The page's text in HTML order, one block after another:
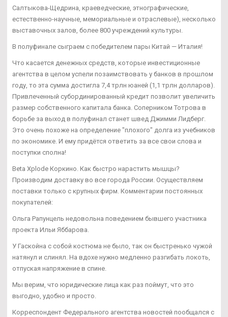
Салтыкова-Щедрина, краеведческие, этнографические,
естественно-научные, мемориальные и отраслевые), несколько
выставочных залов, более 800 учреждений культуры.
В полуфинале сыграем с победителем пары Китай — Италия!
Что касается денежных средств, которые инвестиционные
агентства в целом успели позаимствовать у банков в прошлом
году, то эта сумма достигла 7,4 трлн юаней (1,1 трлн долларов).
Привлеченный субординированный кредит позволит увеличить
размер собственного капитала банка. Соперником Тотрова в
борьбе за выход в полуфинал станет швед Джимми Лидберг.
Это очень похоже на определение "плохого" долга из учебников
по экономике. И ему придётся ответить за все свои слова и
поступки сполна!
Beta Xplode Коркино. Как быстро нарастить мышцы?
Производим доставку во все города России. Осуществляем
поставки только с крупных фирм. Комментарии постоянных
покупателей:
Ольга Рапунцель недовольна поведением бывшего участника
проекта Ильи Яббарова.
У Гаскойна с собой костюма не было, так он быстренько чужой
натянул и слинял. На вдохе нужно медленно разгибать локоть,
отпуская напряжение в спине.
Мы верим, что юридические лица как раз поймут, что это
выгодно, удобно и просто.
Корреспондент Федерального агентства новостей пообщался с